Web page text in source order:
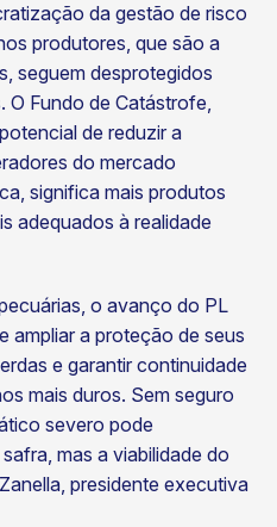
da gestão de risco
produtores, que são a
seguem desprotegidos
O Fundo de Catástrofe,
de reduzir a
do mercado
significa mais produtos
adequados à realidade
o avanço do PL
ampliar a proteção de seus
e garantir continuidade
mais duros. Sem seguro
severo pode
mas a viabilidade do
presidente executiva